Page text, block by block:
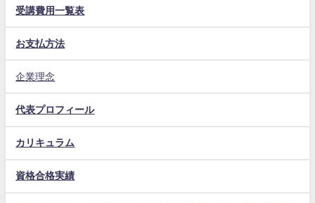
受講費用一覧表
お支払方法
企業理念
代表プロフィール
カリキュラム
資格合格実績